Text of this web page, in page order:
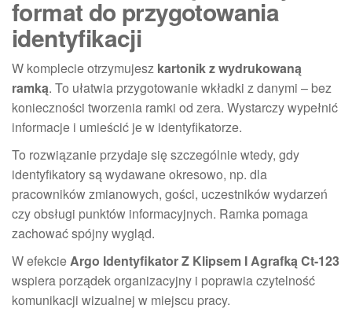
format do przygotowania
identyfikacji
W komplecie otrzymujesz kartonik z wydrukowaną
ramką. To ułatwia przygotowanie wkładki z danymi – bez
konieczności tworzenia ramki od zera. Wystarczy wypełnić
informacje i umieścić je w identyfikatorze.
To rozwiązanie przydaje się szczególnie wtedy, gdy
identyfikatory są wydawane okresowo, np. dla
pracowników zmianowych, gości, uczestników wydarzeń
czy obsługi punktów informacyjnych. Ramka pomaga
zachować spójny wygląd.
W efekcieArgo Identyfikator Z Klipsem I Agrafką Ct-123
wspiera porządek organizacyjny i poprawia czytelność
komunikacji wizualnej w miejscu pracy.